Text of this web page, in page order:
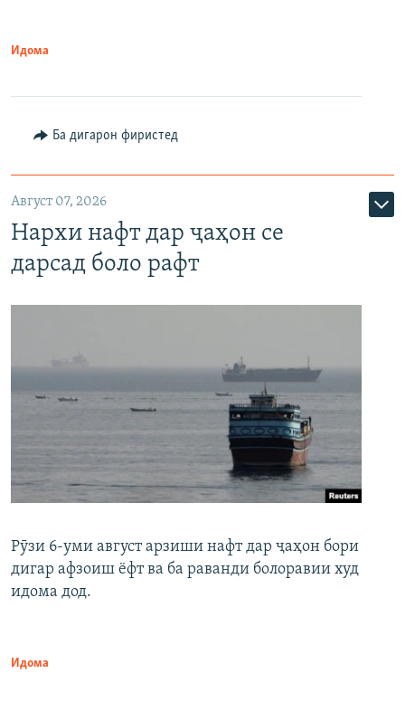
Идома
Ба дигарон фиристед
Август 07, 2026
Нархи нафт дар ҷаҳон се
дарсад боло рафт
Рӯзи 6-уми август арзиши нафт дар ҷаҳон бори
дигар афзоиш ёфт ва ба раванди болоравии худ
идома дод.
Идома